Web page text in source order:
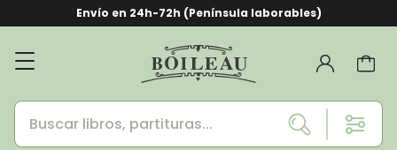
Envío en 24h-72h (Península laborables)